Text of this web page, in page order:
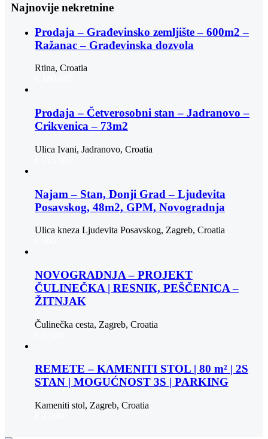
Najnovije nekretnine
Prodaja – Građevinsko zemljište – 600m2 –
Ražanac – Građevinska dozvola
Rtina, Croatia
Prodaja – Četverosobni stan – Jadranovo –
Crikvenica – 73m2
Ulica Ivani, Jadranovo, Croatia
Najam – Stan, Donji Grad – Ljudevita
Posavskog, 48m2, GPM, Novogradnja
Ulica kneza Ljudevita Posavskog, Zagreb, Croatia
NOVOGRADNJA – PROJEKT
ČULINEČKA | RESNIK, PEŠČENICA –
ŽITNJAK
Čulinečka cesta, Zagreb, Croatia
REMETE – KAMENITI STOL | 80 m² | 2S
STAN | MOGUĆNOST 3S | PARKING
Kameniti stol, Zagreb, Croatia